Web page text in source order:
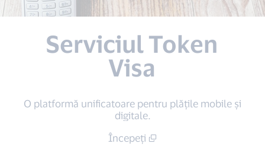
Serviciul Token
Visa
O platformă unificatoare pentru plățile mobile și
digitale.
Începeți